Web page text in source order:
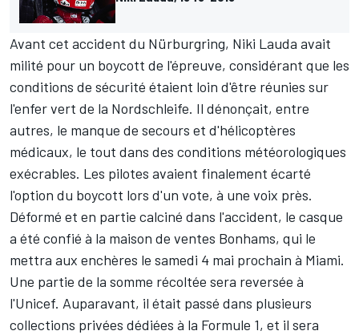
Avant cet accident du Nürburgring, Niki Lauda avait
milité pour un boycott de l'épreuve, considérant que les
conditions de sécurité étaient loin d'être réunies sur
l'enfer vert de la Nordschleife. Il dénonçait, entre
autres, le manque de secours et d'hélicoptères
médicaux, le tout dans des conditions météorologiques
exécrables. Les pilotes avaient finalement écarté
l'option du boycott lors d'un vote, à une voix près.
Déformé et en partie calciné dans l'accident, le casque
a été confié à la maison de ventes Bonhams, qui le
mettra aux enchères le samedi 4 mai prochain à Miami.
Une partie de la somme récoltée sera reversée à
l'Unicef. Auparavant, il était passé dans plusieurs
collections privées dédiées à la Formule 1, et il sera